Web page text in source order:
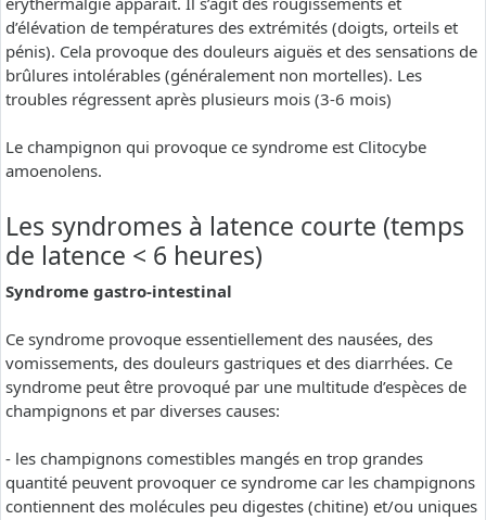
d’élévation de températures des extrémités (doigts, orteils et
pénis). Cela provoque des douleurs aiguës et des sensations de
brûlures intolérables (généralement non mortelles). Les
troubles régressent après plusieurs mois (3-6 mois)
Le champignon qui provoque ce syndrome est Clitocybe
amoenolens.
Les syndromes à latence courte (temps
de latence < 6 heures)
Syndrome gastro-intestinal
Ce syndrome provoque essentiellement des nausées, des
vomissements, des douleurs gastriques et des diarrhées. Ce
syndrome peut être provoqué par une multitude d’espèces de
champignons et par diverses causes:
- les champignons comestibles mangés en trop grandes
quantité peuvent provoquer ce syndrome car les champignons
contiennent des molécules peu digestes (chitine) et/ou uniques